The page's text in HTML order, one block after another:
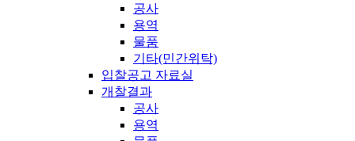
공사
용역
물품
기타(민간위탁)
입찰공고 자료실
개찰결과
공사
용역